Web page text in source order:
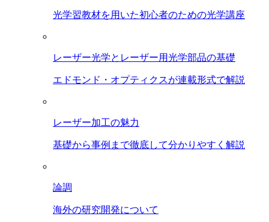
光学習教材を用いた初心者のための光学講座
レーザー光学とレーザー用光学部品の基礎
エドモンド・オプティクスが連載形式で解説
レーザー加工の魅力
基礎から事例まで徹底して分かりやすく解説
論調
海外の研究開発について